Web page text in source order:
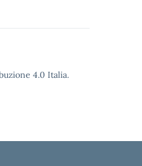
4.0 Italia.